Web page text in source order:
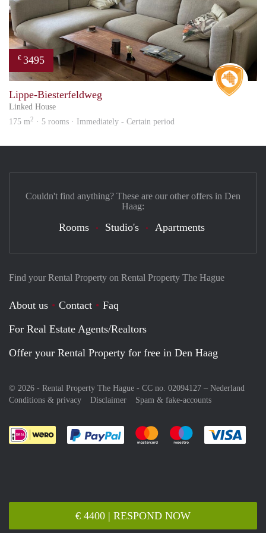
€ 4400 | RESPOND NOW
€ 3495
Real
Lippe-Biesterfeldweg
Linked House
175 m2 · 5 rooms · Immediately - Certain period
Find your Rental Property on Rental Property The Hague
About us Contact
Faq
For Real Estate Agents/Realtors
Offer your Rental Property for free in Den Haag
© 2026 - Rental Property The Hague - CC no. 02094127 – Nederland
Conditions & privacy
Disclaimer Spam & fake-accounts
Pay easily with :payment method
Pay easily with :payment
Pay easily with
Couldn't find anything? These are our other offers in Den
Haag:
Rooms Studio's Apartments